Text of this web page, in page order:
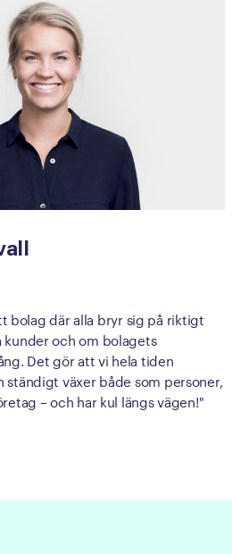
bolag där alla bryr sig på riktigt
kunder och om bolagets
Det gör att vi hela tiden
ständigt växer både som personer,
– och har kul längs vägen!"